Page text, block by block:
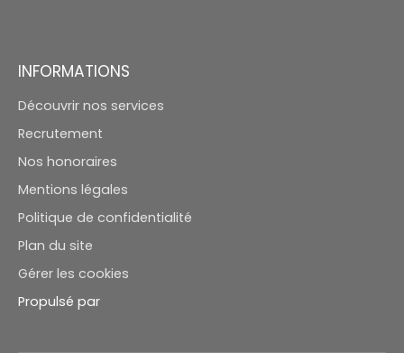
INFORMATIONS
Découvrir nos services
Recrutement
Nos honoraires
Mentions légales
Politique de confidentialité
Plan du site
Gérer les cookies
Propulsé par